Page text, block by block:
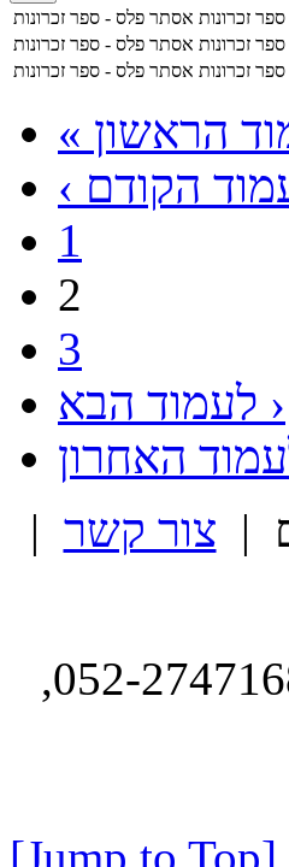
אסתר פלס - ספר זכרונות זכרונות
אסתר פלס - ספר זכרונות זכרונות
אסתר פלס - ספר זכרונות זכרונות
הראשון
הקודם
1
2
3
לעמוד הבא ›
| צור קשר |
השושנה 14 , ת.ד. 130 סביון 5691502 טלפון: 052-2747168,
[Jump to Top]